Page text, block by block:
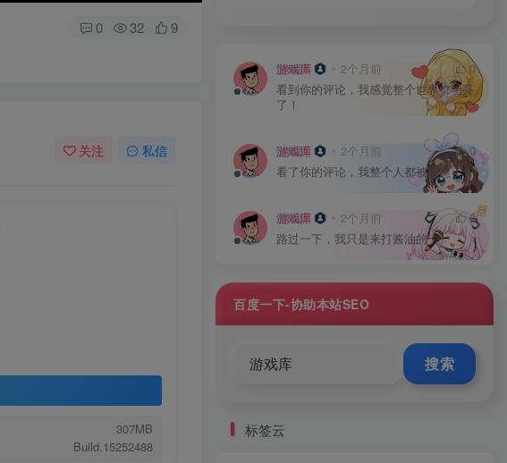
0 32 9
关注 私信
307MB
Build.15252488
游戏库 2个月前
0
看到你的评论，我感觉整个世界都明亮
了！
游戏库 2个月前
0
看了你的评论，我整个人都被治愈了！
游戏库 2个月前
0
路过一下，我只是来打酱油的！
百度一下-协助本站SEO
搜索
标签云